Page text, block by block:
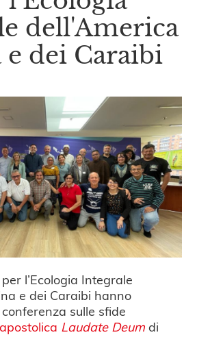
dell'America
e dei Caraibi
l’Ecologia Integrale
e dei Caraibi hanno
sulle sfide
Laudate Deum di